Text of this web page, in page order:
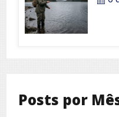
Posts por